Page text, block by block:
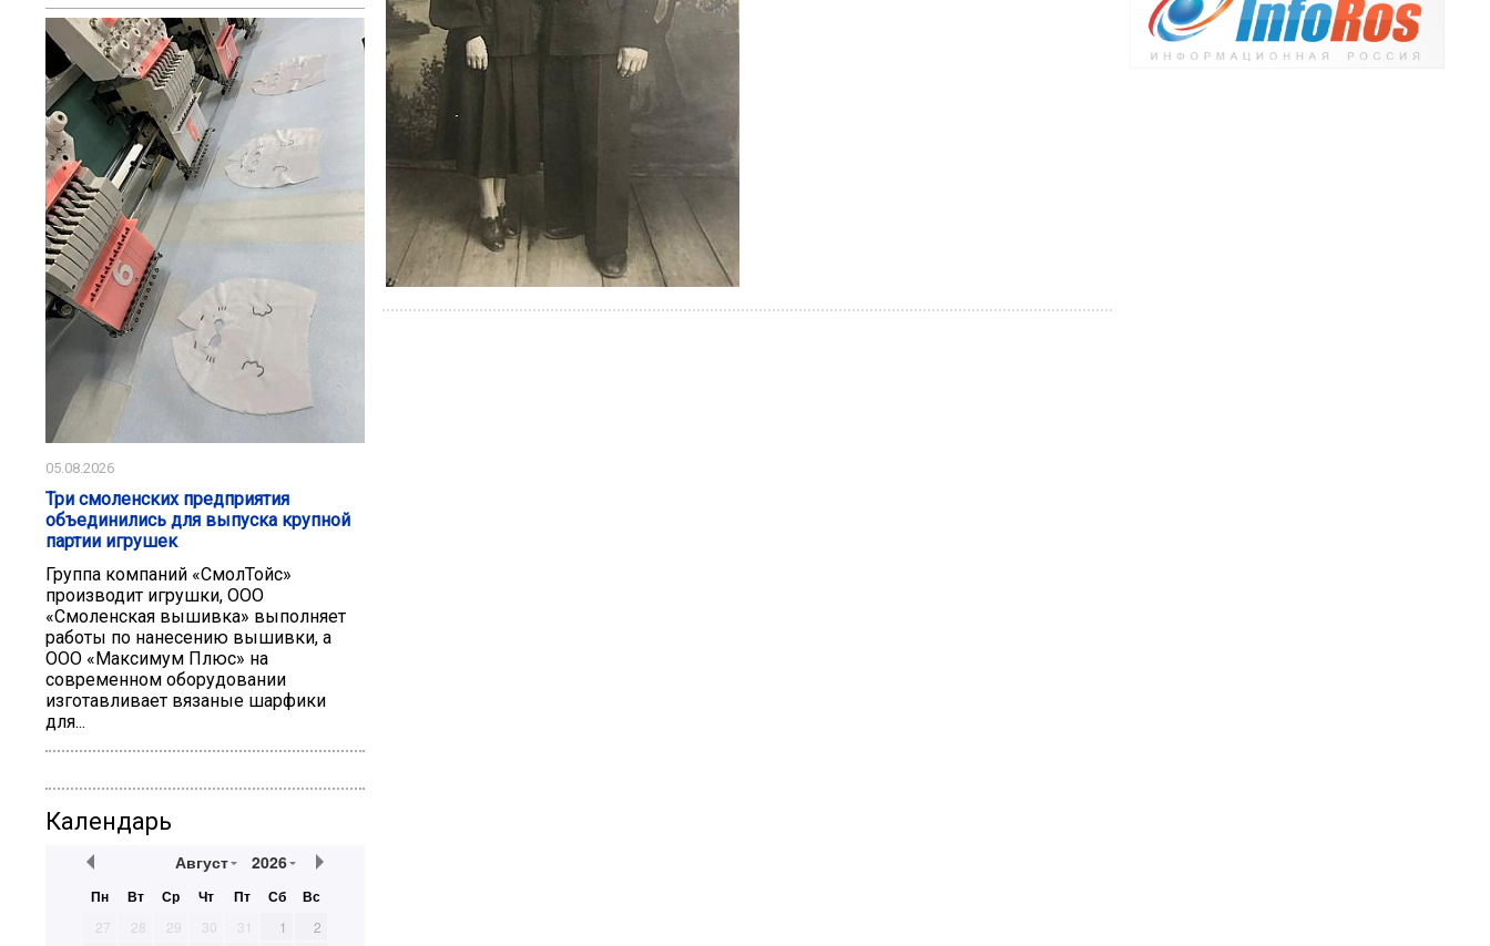
05.08.2026
Три смоленских предприятия
объединились для выпуска крупной
партии игрушек
Группа компаний «СмолТойс»
производит игрушки, ООО
«Смоленская вышивка» выполняет
работы по нанесению вышивки, а
ООО «Максимум Плюс» на
современном оборудовании
изготавливает вязаные шарфики
для...
Календарь
Август 2026
Пн Вт Ср Чт Пт Сб Вс
27 28 29 30 31 1
2